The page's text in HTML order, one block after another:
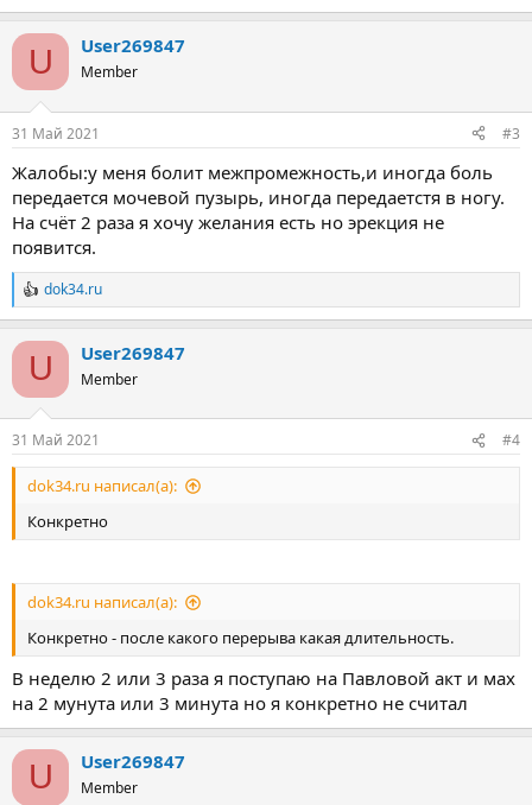
U User269847
Member
31 Май 2021 #3
Жалобы:у меня болит межпромежность,и иногда боль
передается мочевой пузырь, иногда передаетстя в ногу.
На счёт 2 раза я хочу желания есть но эрекция не
появится.
Р
е
и
dok34.ru
U User269847
Member
31 Май 2021 #4
dok34.ru написал(а):
Конкретно
dok34.ru написал(а):
Конкретно - после какого перерыва какая длительность.
В неделю 2 или 3 раза я поступаю на Павловой акт и мах
на 2 мунута или 3 минута но я конкретно не считал
U User269847
Member